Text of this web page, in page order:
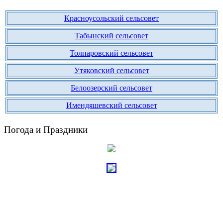
Красноусольский сельсовет
Табынский сельсовет
Толпаровский сельсовет
Утяковский сельсовет
Белоозерский сельсовет
Имендяшевский сельсовет
Погода и Праздники